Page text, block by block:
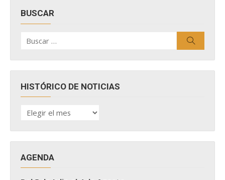
BUSCAR
por:
HISTÓRICO DE NOTICIAS
HISTÓRICO
DE
AGENDA